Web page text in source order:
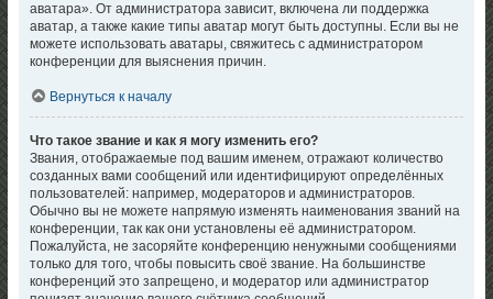
аватара». От администратора зависит, включена ли поддержка
аватар, а также какие типы аватар могут быть доступны. Если вы не
можете использовать аватары, свяжитесь с администратором
конференции для выяснения причин.
Вернуться к началу
Что такое звание и как я могу изменить его?
Звания, отображаемые под вашим именем, отражают количество
созданных вами сообщений или идентифицируют определённых
пользователей: например, модераторов и администраторов.
Обычно вы не можете напрямую изменять наименования званий на
конференции, так как они установлены её администратором.
Пожалуйста, не засоряйте конференцию ненужными сообщениями
только для того, чтобы повысить своё звание. На большинстве
конференций это запрещено, и модератор или администратор